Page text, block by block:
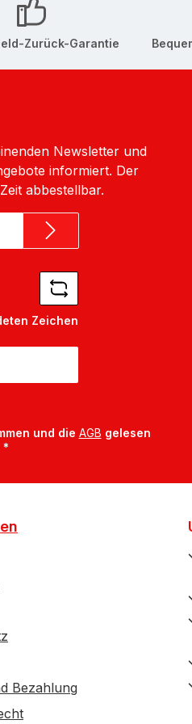
dem Innenprint. So
und die praktischen Fächer
Zurück-Garantie
Newsletter und
informiert. Der
abbestellbar.
Zeichen
und die AGB gelesen
*
Bezahlung